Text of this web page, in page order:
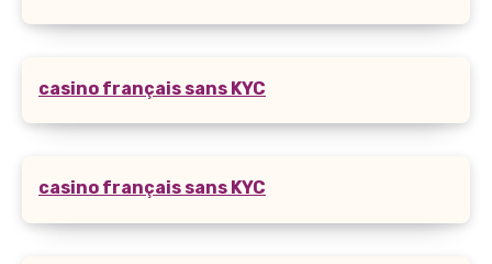
casino français sans KYC
casino français sans KYC